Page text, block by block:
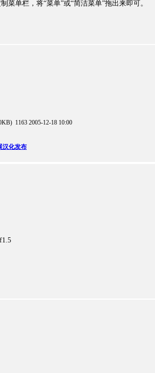
菜单栏，将“菜单”或“简洁菜单”拖出来即可。
1163 2005-12-18 10:00
汉化发布